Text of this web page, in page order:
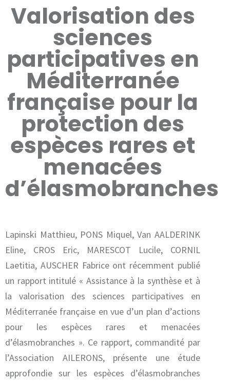
Valorisation des
sciences
participatives en
Méditerranée
française pour la
protection des
espèces rares et
menacées
d’élasmobranches
Lapinski Matthieu, PONS Miquel, Van AALDERINK
Eline, CROS Eric, MARESCOT Lucile, CORNIL
Laetitia, AUSCHER Fabrice ont récemment publié
un rapport intitulé « Assistance à la synthèse et à
la valorisation des sciences participatives en
Méditerranée française en vue d’un plan d’actions
pour les espèces rares et menacées
d’élasmobranches ». Ce rapport, commandité par
l’Association AILERONS, présente une étude
approfondie sur les espèces d’élasmobranches